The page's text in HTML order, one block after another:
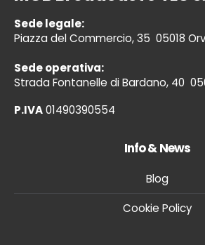
Sede legale:
Piazza del Commercio, 35 05018
Sede operativa:
Strada Fontanelle di Bardano, 40
P.IVA01490390554
Info & News
Blog
Cookie Policy